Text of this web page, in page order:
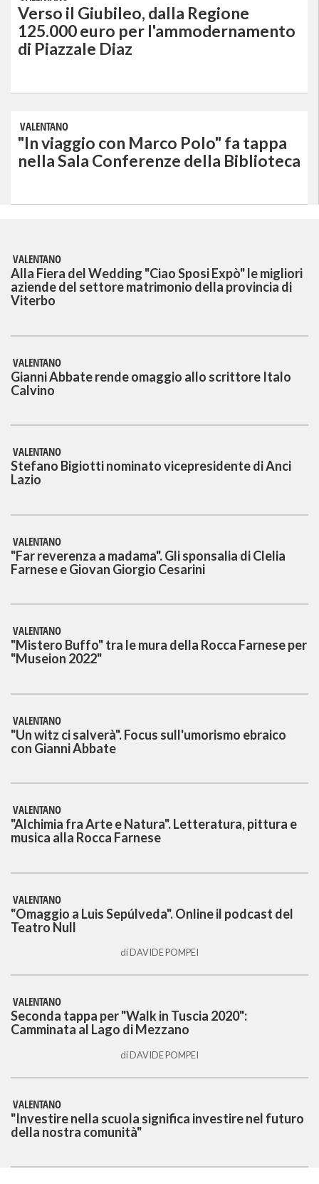
Verso il Giubileo, dalla Regione
125.000 euro per l'ammodernamento
di Piazzale Diaz
VALENTANO
"In viaggio con Marco Polo" fa tappa
nella Sala Conferenze della Biblioteca
VALENTANO
Alla Fiera del Wedding "Ciao Sposi Expò" le migliori
aziende del settore matrimonio della provincia di
Viterbo
VALENTANO
Gianni Abbate rende omaggio allo scrittore Italo
Calvino
VALENTANO
Stefano Bigiotti nominato vicepresidente di Anci
Lazio
VALENTANO
"Far reverenza a madama". Gli sponsalia di Clelia
Farnese e Giovan Giorgio Cesarini
VALENTANO
"Mistero Buffo" tra le mura della Rocca Farnese per
"Museion 2022"
VALENTANO
"Un witz ci salverà". Focus sull'umorismo ebraico
con Gianni Abbate
VALENTANO
"Alchimia fra Arte e Natura". Letteratura, pittura e
musica alla Rocca Farnese
VALENTANO
"Omaggio a Luis Sepúlveda". Online il podcast del
Teatro Null
diDAVIDE POMPEI
VALENTANO
Seconda tappa per "Walk in Tuscia 2020":
Camminata al Lago di Mezzano
diDAVIDE POMPEI
VALENTANO
"Investire nella scuola significa investire nel futuro
della nostra comunità"